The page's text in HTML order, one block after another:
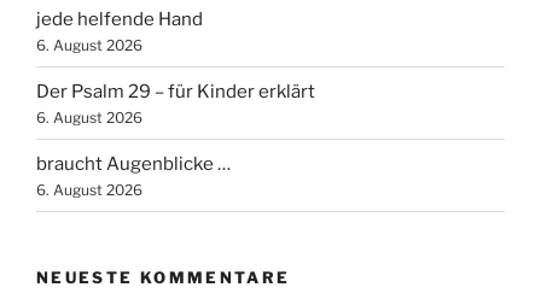
jede helfende Hand
6. August 2026
Der Psalm 29 – für Kinder erklärt
6. August 2026
braucht Augenblicke …
6. August 2026
NEUESTE KOMMENTARE